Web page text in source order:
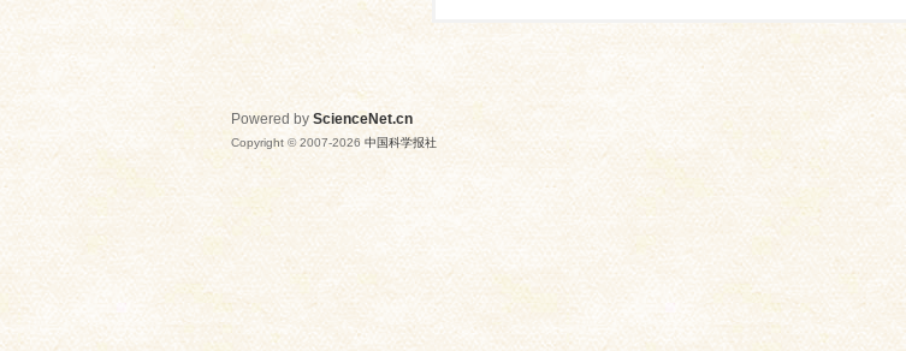
Powered by ScienceNet.cn
Copyright © 2007-2026 中国科学报社